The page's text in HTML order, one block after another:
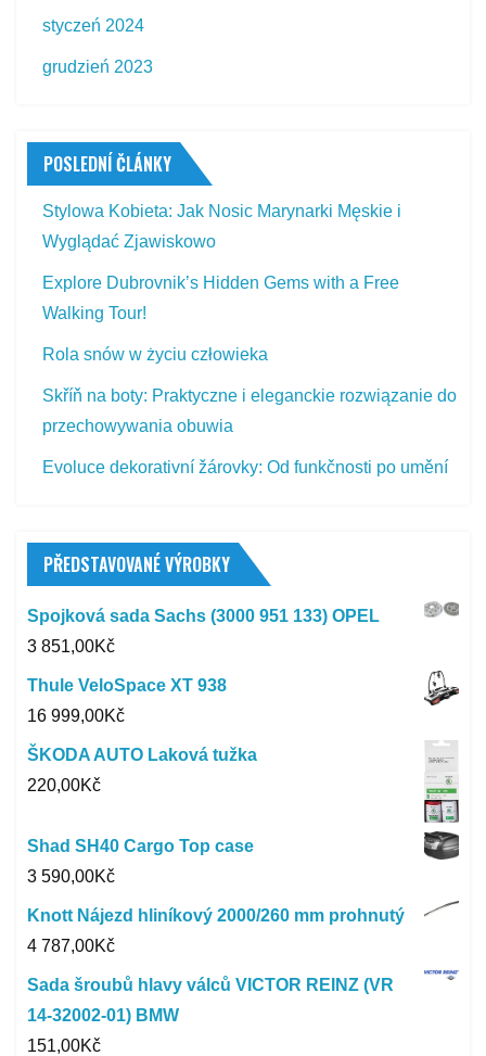
styczeń 2024
grudzień 2023
POSLEDNÍ ČLÁNKY
Stylowa Kobieta: Jak Nosic Marynarki Męskie i
Wyglądać Zjawiskowo
Explore Dubrovnik’s Hidden Gems with a Free
Walking Tour!
Rola snów w życiu człowieka
Skříň na boty: Praktyczne i eleganckie rozwiązanie do
przechowywania obuwia
Evoluce dekorativní žárovky: Od funkčnosti po umění
PŘEDSTAVOVANÉ VÝROBKY
Spojková sada Sachs (3000 951 133) OPEL
3 851,00Kč
Thule VeloSpace XT 938
16 999,00Kč
ŠKODA AUTO Laková tužka
220,00Kč
Shad SH40 Cargo Top case
3 590,00Kč
Knott Nájezd hliníkový 2000/260 mm prohnutý
4 787,00Kč
Sada šroubů hlavy válců VICTOR REINZ (VR
14-32002-01) BMW
151,00Kč